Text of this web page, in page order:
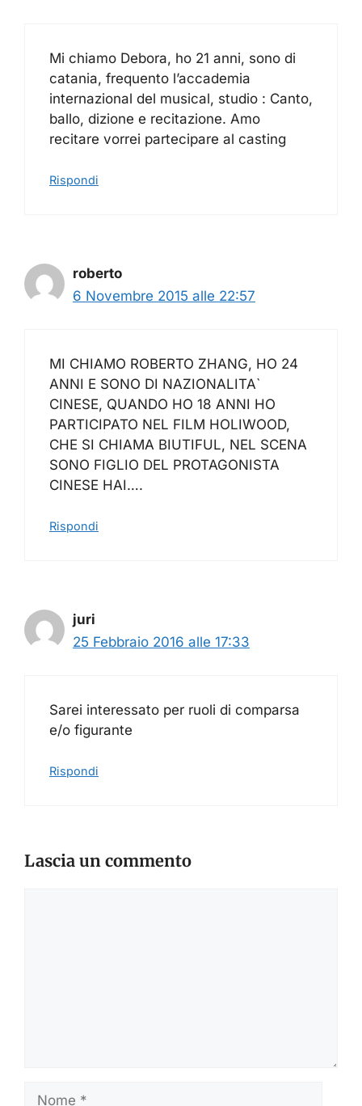
Mi chiamo Debora, ho 21 anni, sono di
catania, frequento l’accademia
internazional del musical, studio : Canto,
ballo, dizione e recitazione. Amo
recitare vorrei partecipare al casting
Rispondi
roberto
6 Novembre 2015 alle 22:57
MI CHIAMO ROBERTO ZHANG, HO 24
ANNI E SONO DI NAZIONALITA`
CINESE, QUANDO HO 18 ANNI HO
PARTICIPATO NEL FILM HOLIWOOD,
CHE SI CHIAMA BIUTIFUL, NEL SCENA
SONO FIGLIO DEL PROTAGONISTA
CINESE HAI….
Rispondi
juri
25 Febbraio 2016 alle 17:33
Sarei interessato per ruoli di comparsa
e/o figurante
Rispondi
Lascia un commento